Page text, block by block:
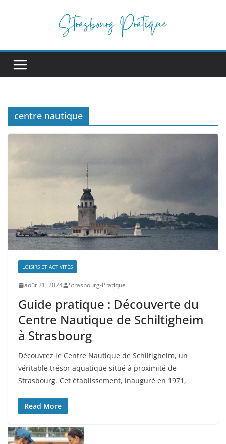
centre nautique
LOISIRS ET ACTIVITÉS
août 21, 2024 Strasbourg-Pratique
Guide pratique : Découverte du
Centre Nautique de Schiltigheim
à Strasbourg
Découvrez le Centre Nautique de Schiltigheim, un
véritable trésor aquatique situé à proximité de
Strasbourg. Cet établissement, inauguré en 1971,
Read More